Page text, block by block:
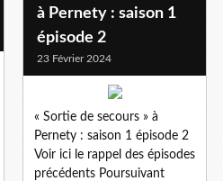
à Pernety : saison 1
épisode 2
23 Février 2024
« Sortie de secours » à
Pernety : saison 1 épisode 2
Voir ici le rappel des épisodes
précédents Poursuivant